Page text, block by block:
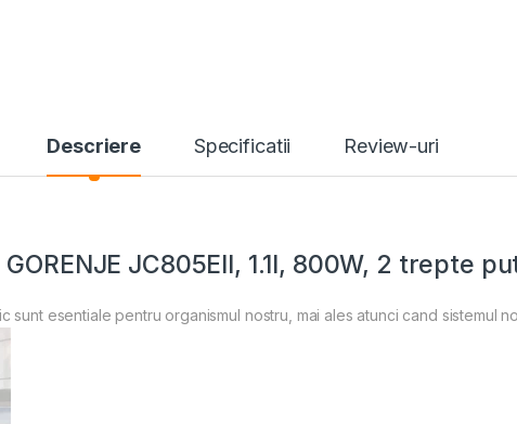
Descriere Specificatii Review-uri
JC805EII, 1.1l, 800W, 2 trepte
sunt esentiale pentru organismul nostru, mai ales atunci cand sistemul